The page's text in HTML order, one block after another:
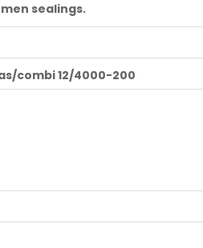
sealings.
combi 12/4000-200